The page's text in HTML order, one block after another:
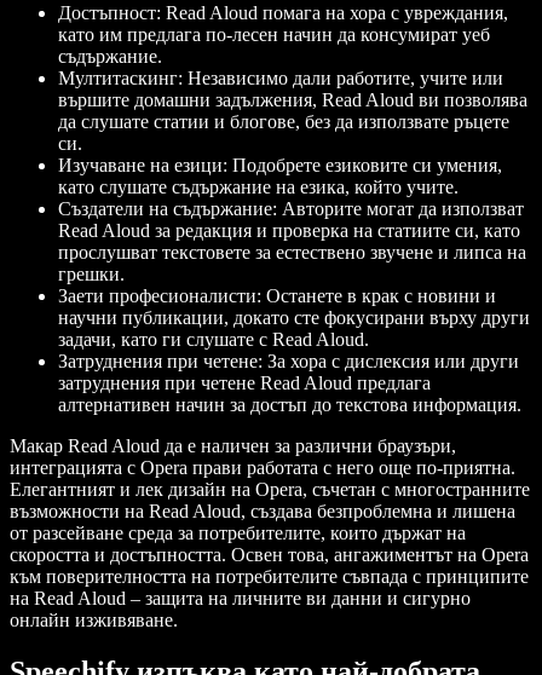
Достъпност: Read Aloud помага на хора с увреждания,
като им предлага по-лесен начин да консумират уеб
съдържание.
Мултитаскинг: Независимо дали работите, учите или
вършите домашни задължения, Read Aloud ви позволява
да слушате статии и блогове, без да използвате ръцете
си.
Изучаване на езици: Подобрете езиковите си умения,
като слушате съдържание на езика, който учите.
Създатели на съдържание: Авторите могат да използват
Read Aloud за редакция и проверка на статиите си, като
прослушват текстовете за естествено звучене и липса на
грешки.
Заети професионалисти: Останете в крак с новини и
научни публикации, докато сте фокусирани върху други
задачи, като ги слушате с Read Aloud.
Затруднения при четене: За хора с дислексия или други
затруднения при четене Read Aloud предлага
алтернативен начин за достъп до текстова информация.
Макар Read Aloud да е наличен за различни браузъри,
интеграцията с Opera прави работата с него още по-приятна.
Елегантният и лек дизайн на Opera, съчетан с многостранните
възможности на Read Aloud, създава безпроблемна и лишена
от разсейване среда за потребителите, които държат на
скоростта и достъпността. Освен това, ангажиментът на Opera
към поверителността на потребителите съвпада с принципите
на Read Aloud – защита на личните ви данни и сигурно
онлайн изживяване.